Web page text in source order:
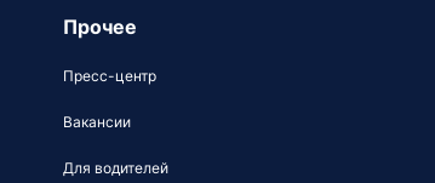
Прочее
Пресс-центр
Вакансии
Для водителей